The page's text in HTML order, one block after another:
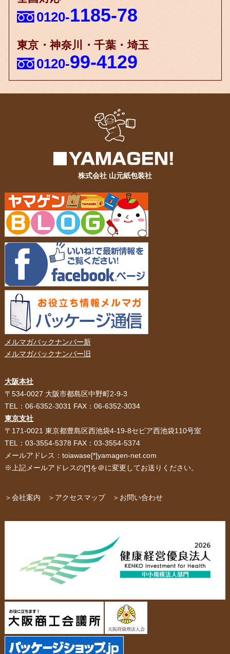
サービス紹介 お客様の声
スタッフ紹介 採用情報
当社の協力工場の設備紹介
紙袋・手提げ袋
パッケージ
ペーパーレザーバッグ 米袋
カタログ/パンフレット
スタンド
アクセサリー・
ジュエリーボックス
名刺箱
0120-1185-78
東京・神奈川・千葉・埼玉
0120-99-4129
株式会社 山元紙包装社
メルマガバックナンバー新
メルマガバックナンバー旧
大阪本社
〒534-0027 大阪市都島区中野町2-9-3
TEL：06-6352-3031 FAX：06-6352-3034
東京支社
〒171-0021 東京都豊島区西池袋4-19-8セピア西池袋110号室
TEL：03-3554-5378 FAX：03-3554-5374
メールアドレス：toiawase[*]yamagen-net.com
※上記メールアドレスの[*]を＠に変更してお送りください。
＞会社案内 ＞アクセスマップ ＞お問い合わせ